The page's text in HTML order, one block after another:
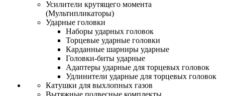
Усилители крутящего момента
(Мультипликаторы)
Ударные головки
Наборы ударных головок
Торцевые ударные головки
Карданные шарниры ударные
Головки-биты ударные
Адаптеры ударные для торцевых головок
Удлинители ударные для торцевых головок
Катушки для выхлопных газов